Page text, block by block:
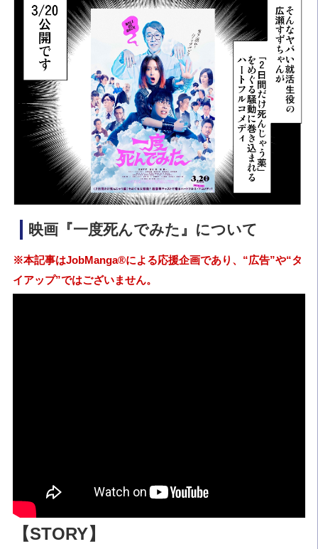
映画『一度死んでみた』について
※本記事はJobManga®による応援企画であり、“広告”や“タ
イアップ”ではございません。
【STORY】